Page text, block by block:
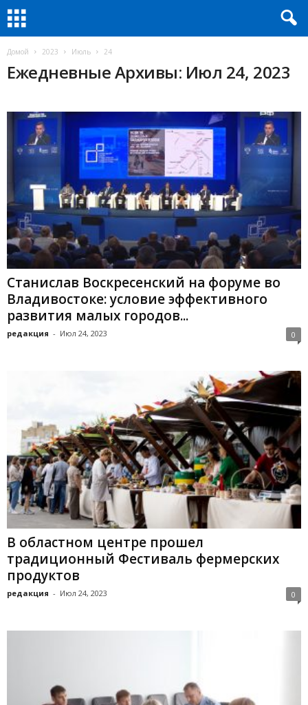
Домой 2023 Июль 24
Ежедневные Архивы: Июл 24, 2023
Станислав Воскресенский на форуме во
Владивостоке: условие эффективного
развития малых городов...
редакция - Июл 24, 2023 0
В областном центре прошел
традиционный Фестиваль фермерских
продуктов
редакция - Июл 24, 2023 0